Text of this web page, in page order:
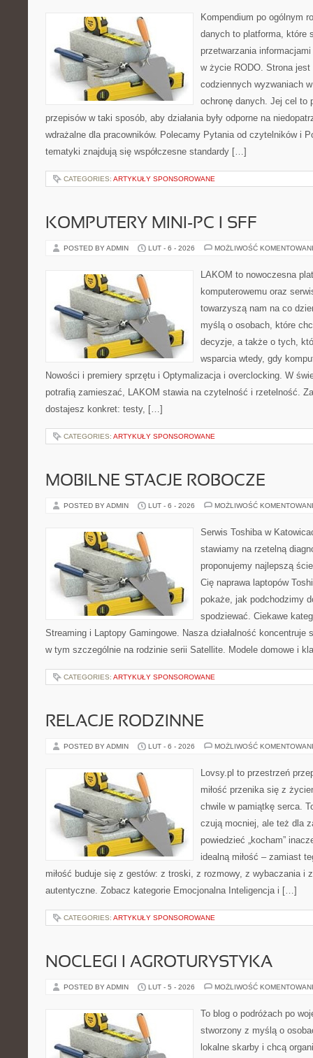
Kompendium po ogólnym
danych to platforma, które
przetwarzania
w życie RODO. Strona
codziennych wyzwaniach
ochronę danych. Jej cel to
przepisów w taki sposób, aby działania były odporne na
wdrażalne dla pracowników. Polecamy Pytania od czytelników i
tematyki znajdują się współczesne standardy […]
CATEGORIES: ARTYKUŁY SPONSOROWANE
KOMPUTERY MINI-PC I SFF
POSTED BY ADMIN LUT - 6 - 2026 MOŻLIWOŚĆ
LAKOM to nowoczesna
komputerowemu oraz
towarzyszą nam na co
myślą o osobach, które
decyzje, a także o tych,
wsparcia wtedy, gdy
Nowości i premiery sprzętu i Optymalizacja i overclocking. W
potrafią zamieszać, LAKOM stawia na czytelność i rzetelność.
dostajesz konkret: testy, […]
CATEGORIES: ARTYKUŁY SPONSOROWANE
MOBILNE STACJE ROBOCZE
POSTED BY ADMIN LUT - 6 - 2026 MOŻLIWOŚĆ
Serwis Toshiba w
stawiamy na rzetelną
proponujemy najlepszą
Cię naprawa laptopów
pokaże, jak podchodzimy
spodziewać. Ciekawe
Streaming i Laptopy Gamingowe. Nasza działalność koncentruje
w tym szczególnie na rodzinie serii Satellite. Modele domowe i
CATEGORIES: ARTYKUŁY SPONSOROWANE
RELACJE RODZINNE
POSTED BY ADMIN LUT - 6 - 2026 MOŻLIWOŚĆ
Lovsy.pl to przestrzeń
miłość przenika się z
chwile w pamiątkę serca.
czują mocniej, ale też dla
powiedzieć „kocham”
idealną miłość – zamiast
miłość buduje się z gestów: z troski, z rozmowy, z wybaczania i
autentyczne. Zobacz kategorie Emocjonalna Inteligencja i […]
CATEGORIES: ARTYKUŁY SPONSOROWANE
NOCLEGI I AGROTURYSTYKA
POSTED BY ADMIN LUT - 5 - 2026 MOŻLIWOŚĆ
To blog o podróżach po
stworzony z myślą o
lokalne skarby i chcą